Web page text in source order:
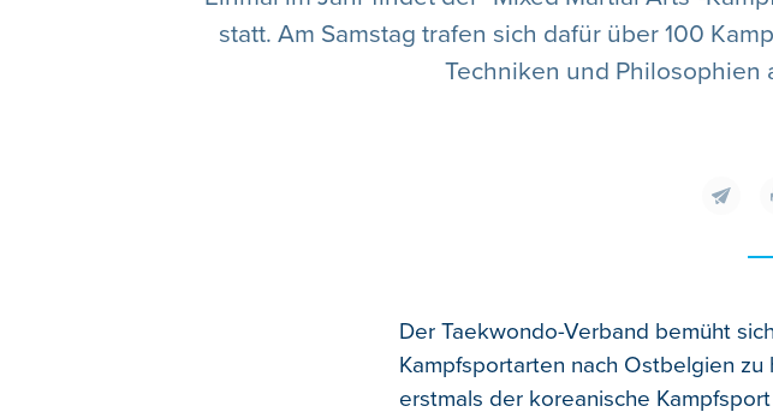
statt. Am Samstag trafen sich dafür über 100
Techniken und Philosophien
Der Taekwondo-Verband bemüht
Kampfsportarten nach Ostbelgien
erstmals der koreanische